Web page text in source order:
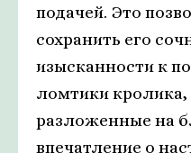
подачей. Это
сохранить его
изысканности к
ломтики кролика,
разложенные на
впечатление о